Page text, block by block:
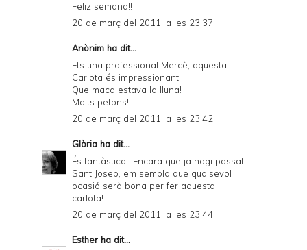
Feliz semana!!
20 de març del 2011, a les 23:37
Anònim ha dit...
Ets una professional Mercè, aquesta
Carlota és impressionant.
Que maca estava la lluna!
Molts petons!
20 de març del 2011, a les 23:42
Glòria ha dit...
És fantàstica!. Encara que ja hagi passat
Sant Josep, em sembla que qualsevol
ocasió serà bona per fer aquesta
carlota!.
20 de març del 2011, a les 23:44
Esther ha dit...